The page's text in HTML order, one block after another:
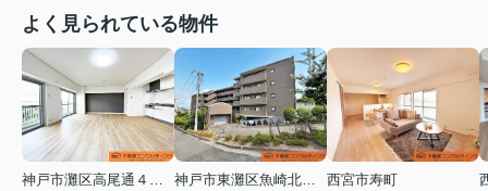
よく見られている物件
神戸市灘区高尾通４丁目
神戸市東灘区魚崎北町４丁目
西宮市寿町